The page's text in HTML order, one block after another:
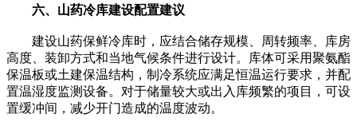
六、山药冷库建设配置建议
建设山药保鲜冷库时，应结合储存规模、周转频率、库房
高度、装卸方式和当地气候条件进行设计。库体可采用聚氨酯
保温板或土建保温结构，制冷系统应满足恒温运行要求，并配
置温湿度监测设备。对于储量较大或出入库频繁的项目，可设
置缓冲间，减少开门造成的温度波动。